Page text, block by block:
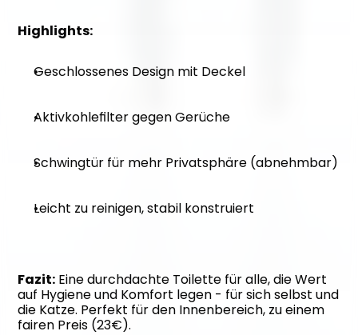
Highlights:
Geschlossenes Design mit Deckel
Aktivkohlefilter gegen Gerüche
Schwingtür für mehr Privatsphäre (abnehmbar)
Leicht zu reinigen, stabil konstruiert
Fazit: Eine durchdachte Toilette für alle, die Wert
auf Hygiene und Komfort legen - für sich selbst und
die Katze. Perfekt für den Innenbereich, zu einem
fairen Preis (23€).